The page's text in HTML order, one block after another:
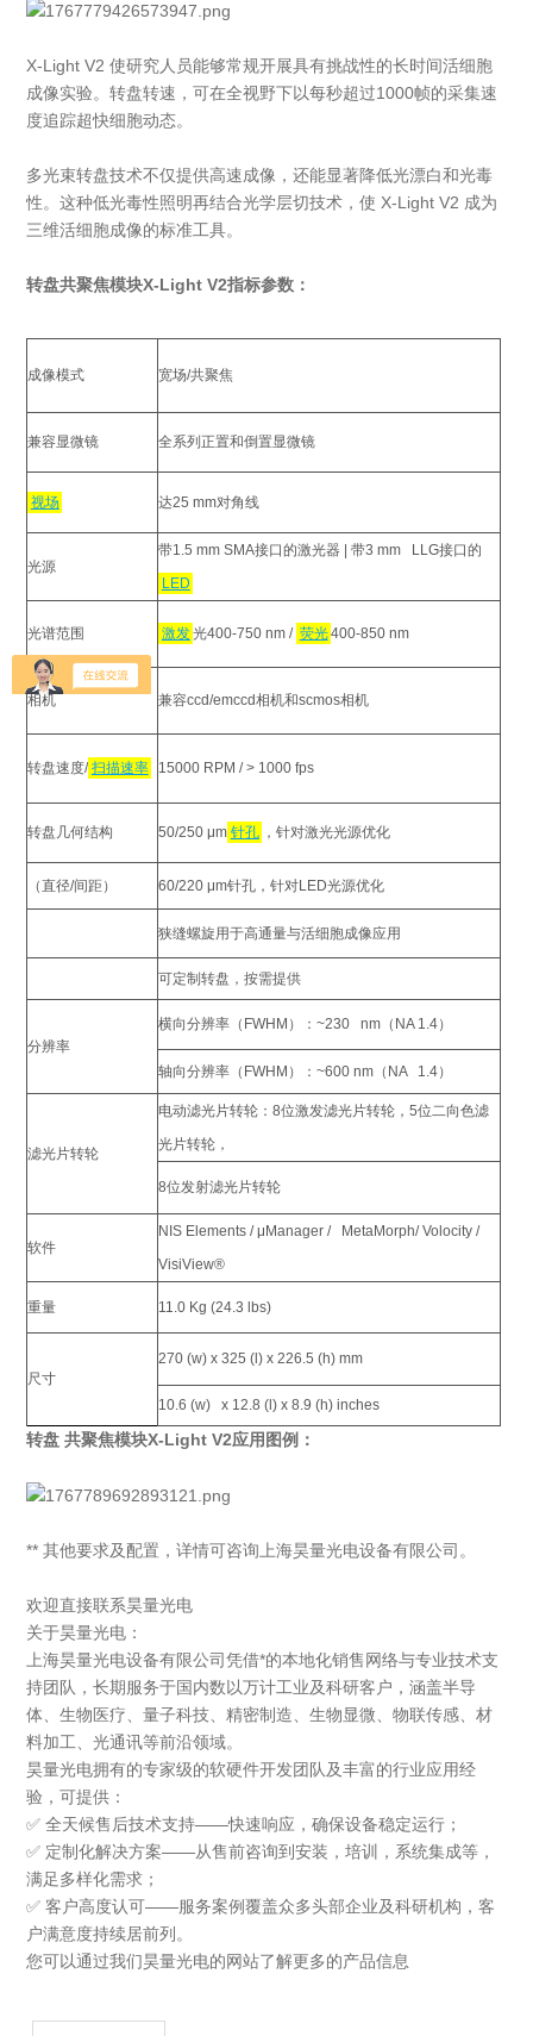
X-Light V2 使研究人员能够常规开展具有挑战性的长时间活细胞
成像实验。转盘转速，可在全视野下以每秒超过1000帧的采集速
度追踪超快细胞动态。
多光束转盘技术不仅提供高速成像，还能显著降低光漂白和光毒
性。这种低光毒性照明再结合光学层切技术，使 X-Light V2 成为
三维活细胞成像的标准工具。
转盘共聚焦模块X-Light V2指标参数：
成像模式 宽场/共聚焦
兼容显微镜 全系列正置和倒置显微镜
视场 达25 mm对角线
光源
带1.5 mm SMA接口的激光器 | 带3 mm LLG接口的
LED
光谱范围 激发光400-750 nm / 荧光400-850 nm
相机 兼容ccd/emccd相机和scmos相机
转盘速度/ 扫描速率 15000 RPM / > 1000 fps
转盘几何结构 50/250 μm 针孔 ，针对激光光源优化
（直径/间距） 60/220 μm针孔，针对LED光源优化
狭缝螺旋用于高通量与活细胞成像应用
可定制转盘，按需提供
分辨率
横向分辨率（FWHM）：~230 nm（NA 1.4）
轴向分辨率（FWHM）：~600 nm（NA 1.4）
滤光片转轮
电动滤光片转轮：8位激发滤光片转轮，5位二向色滤
光片转轮，
8位发射滤光片转轮
软件
NIS Elements / μManager / MetaMorph/ Volocity /
VisiView®
重量 11.0 Kg (24.3 lbs)
尺寸
270 (w) x 325 (l) x 226.5 (h) mm
10.6 (w) x 12.8 (l) x 8.9 (h) inches
转盘 共聚焦模块X-Light V2应用图例：
** 其他要求及配置，详情可咨询上海昊量光电设备有限公司。
欢迎直接联系昊量光电
关于昊量光电：
上海昊量光电设备有限公司凭借*的本地化销售网络与专业技术支
持团队，长期服务于国内数以万计工业及科研客户，涵盖半导
体、生物医疗、量子科技、精密制造、生物显微、物联传感、材
料加工、光通讯等前沿领域。
昊量光电拥有的专家级的软硬件开发团队及丰富的行业应用经
验，可提供：
✅ 全天候售后技术支持——快速响应，确保设备稳定运行；
✅ 定制化解决方案——从售前咨询到安装，培训，系统集成等，
满足多样化需求；
✅ 客户高度认可——服务案例覆盖众多头部企业及科研机构，客
户满意度持续居前列。
您可以通过我们昊量光电的网站了解更多的产品信息